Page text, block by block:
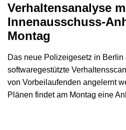
Verhaltensanalyse
Innenausschuss-
Montag
Das neue Polizeigesetz in
softwaregestützte
von Vorbeilaufenden angelernt
Plänen findet am Montag eine